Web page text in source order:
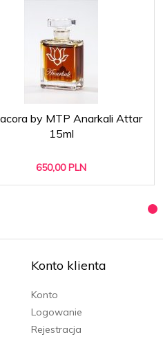
by MTP Anarkali Attar
15ml
650,00 PLN
Konto klienta
Konto
Logowanie
Rejestracja